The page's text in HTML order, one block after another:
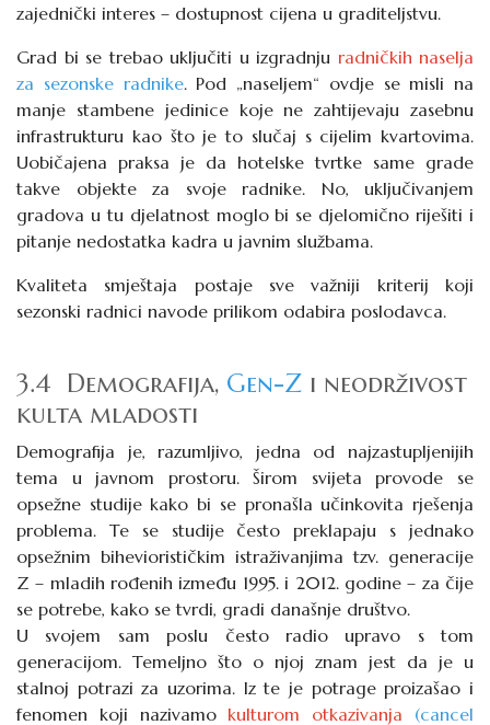
zajednički interes – dostupnost cijena u graditeljstvu.
Grad bi se trebao uključiti u izgradnju radničkih naselja
za sezonske radnike. Pod „naseljem“ ovdje se misli na
manje stambene jedinice koje ne zahtijevaju zasebnu
infrastrukturu kao što je to slučaj s cijelim kvartovima.
Uobičajena praksa je da hotelske tvrtke same grade
takve objekte za svoje radnike. No, uključivanjem
gradova u tu djelatnost moglo bi se djelomično riješiti i
pitanje nedostatka kadra u javnim službama.
Kvaliteta smještaja postaje sve važniji kriterij koji
sezonski radnici navode prilikom odabira poslodavca.
3.4 Demografija, Gen-Z i neodrživost
kulta mladosti
Demografija je, razumljivo, jedna od najzastupljenijih
tema u javnom prostoru. Širom svijeta provode se
opsežne studije kako bi se pronašla učinkovita rješenja
problema. Te se studije često preklapaju s jednako
opsežnim biheviorističkim istraživanjima tzv. generacije
Z – mladih rođenih između 1995. i 2012. godine – za čije
se potrebe, kako se tvrdi, gradi današnje društvo.
U svojem sam poslu često radio upravo s tom
generacijom. Temeljno što o njoj znam jest da je u
stalnoj potrazi za uzorima. Iz te je potrage proizašao i
fenomen koji nazivamo kulturom otkazivanja (cancel